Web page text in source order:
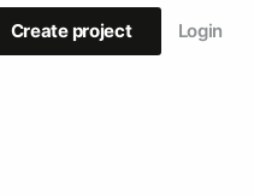
Create project Login